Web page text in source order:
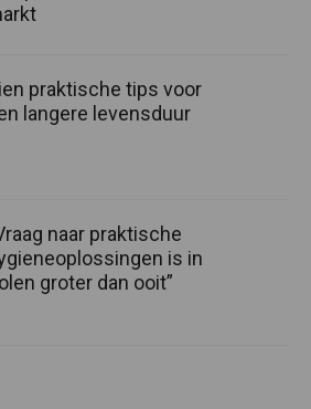
praktische tips voor
langere levensduur
naar praktische
is in
groter dan ooit”